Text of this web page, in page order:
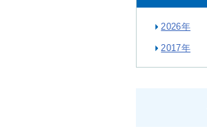
2026年
2017年